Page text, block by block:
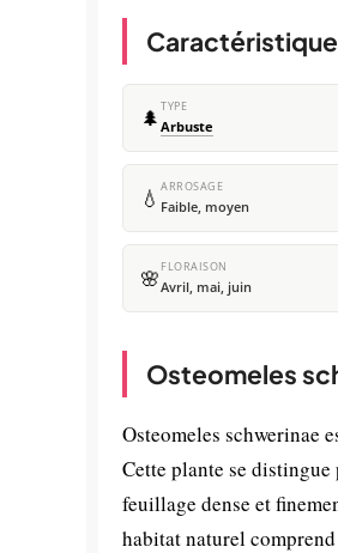
🌲 TYPE
Arbuste
💧 ARROSAGE
Faible, moyen
🌸 FLORAISON
Avril, mai, juin
Osteomeles
Osteomeles schwerinae
Cette plante se
feuillage dense et
habitat naturel